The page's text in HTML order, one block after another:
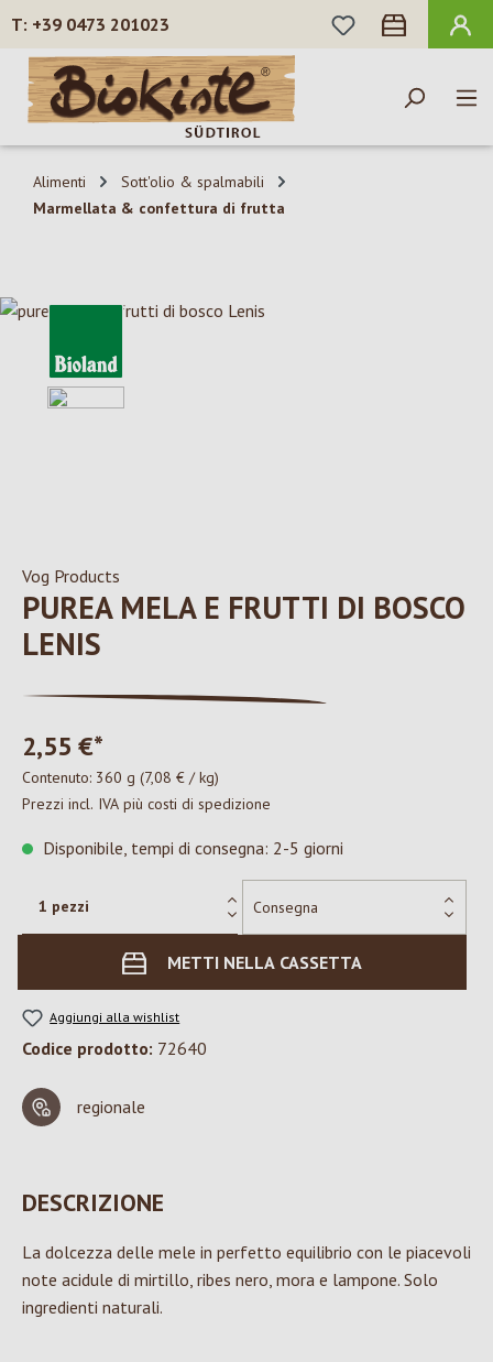
Passa al contenuto principale
+39 0473 201023
HAI 0 ARTICOLI
Alimenti
Sott'olio & spalmabili
Marmellata & confettura di frutta
Salta la galleria di immagini
Vog Products
PUREA MELA E FRUTTI DI BOSCO
LENIS
2,55 €*
Contenuto: 360 g (7,08 € / kg)
Prezzi incl. IVA più costi di spedizione
Disponibile, tempi di consegna: 2-5 giorni
METTI NELLA CASSETTA
Aggiungi alla wishlist
Codice prodotto: 72640
regionale
DESCRIZIONE
La dolcezza delle mele in perfetto equilibrio con le piacevoli
note acidule di mirtillo, ribes nero, mora e lampone. Solo
ingredienti naturali.